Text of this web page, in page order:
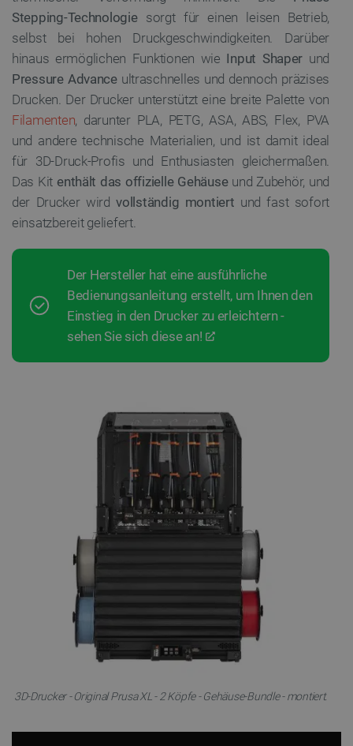
Stepping-Technologiesorgt für einen leisen Betrieb,
selbst bei hohen Druckgeschwindigkeiten. Darüber
hinaus ermöglichen Funktionen wie Input Shaper und
Pressure Advanceultraschnelles und dennoch präzises
Drucken. Der Drucker unterstützt eine breite Palette von
Filamenten, darunter PLA, PETG, ASA, ABS, Flex, PVA
und andere technische Materialien, und ist damit ideal
für 3D-Druck-Profis und Enthusiasten gleichermaßen.
Das Kit enthält das offizielle Gehäuseund Zubehör, und
der Drucker wirdvollständig montiert und fast sofort
einsatzbereit geliefert.
Der Hersteller hat eine ausführliche
Bedienungsanleitung erstellt, um Ihnen den
Einstieg in den Drucker zu erleichtern -
sehen Sie sich diese an!
3D-Drucker - Original Prusa XL - 2 Köpfe - Gehäuse-Bundle - montiert.